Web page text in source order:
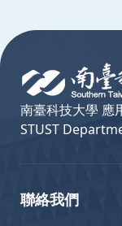
南臺科技大學 應
STUST
聯絡我們